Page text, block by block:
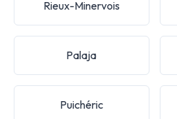
Rieux-Minervois
Palaja
Puichéric